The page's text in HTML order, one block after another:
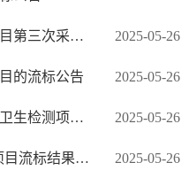
2025-05-26
关于丝线编织非吸收性缝线项目第三次采购公告
2025-05-26
的流标公告
2025-05-26
中央空调通风系统清洗消毒和卫生检测项目采购公告
2025-05-26
关于西门子PET-CT维保服务项目流标结果公示